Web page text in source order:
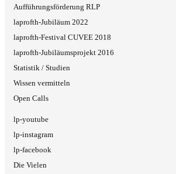
Aufführungsförderung RLP
laprofth-Jubiläum 2022
laprofth-Festival CUVEE 2018
laprofth-Jubiläumsprojekt 2016
Statistik / Studien
Wissen vermitteln
Open Calls
lp-youtube
lp-instagram
lp-facebook
Die Vielen